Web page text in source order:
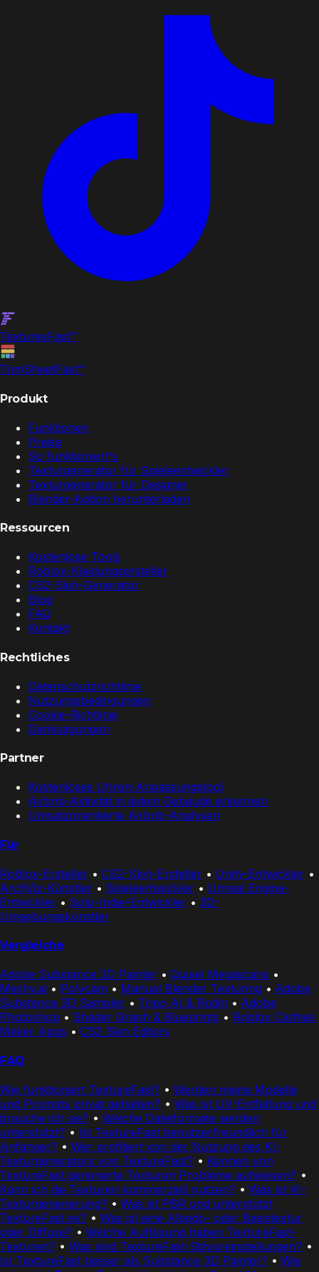
TexturesFast™
TrimSheetFast™
Produkt
Funktionen
Preise
So funktioniert's
Texturgenerator für Spieleentwickler
Texturgenerator für Designer
Blender-Addon herunterladen
Ressourcen
Kostenlose Tools
Roblox-Kleidungsersteller
CS2-Skin-Generator
Blog
FAQ
Kontakt
Rechtliches
Datenschutzrichtlinie
Nutzungsbedingungen
Cookie-Richtlinie
Danksagungen
Partner
Kostenloses Uhren-Anpassungstool
Airbnb-Aktivität in jedem Gebäude erkennen
Umsatzorientierte Airbnb-Analysen
Für
Roblox-Ersteller • CS2-Skin-Ersteller • Unity-Entwickler •
ArchViz-Künstler • Spieleentwickler • Unreal Engine-
Entwickler • Solo-Indie-Entwickler • 3D-
Umgebungskünstler
Vergleiche
Adobe Substance 3D Painter • Quixel Megascans •
Meshy.ai • Polycam • Manual Blender Texturing • Adobe
Substance 3D Sampler • Tripo AI & Rodin • Adobe
Photoshop • Shader Graph & Blueprints • Roblox Clothes
Maker Apps • CS2 Skin Editors
FAQ
Wie funktioniert TextureFast? • Werden meine Modelle
und Prompts privat gehalten? • Was ist UV-Entfaltung und
brauche ich sie? • Welche Dateiformate werden
unterstützt? • Ist TextureFast benutzerfreundlich für
Anfänger? • Wer profitiert von der Nutzung des KI-
Texturgenerators von TextureFast? • Können von
TextureFast generierte Texturen Probleme aufweisen? •
Kann ich die Texturen kommerziell nutzen? • Was ist KI-
Texturgenerierung? • Was ist PBR und unterstützt
TextureFast es? • Was ist eine Albedo- oder Basistextur
oder Diffuse? • Welche Auflösung haben TextureFast-
Texturen? • Was sind TextureFast-Stilvoreinstellungen? •
Ist TextureFast besser als Substance 3D Painter? • Wie